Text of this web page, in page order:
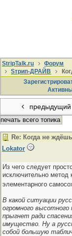
StripTalk.ru
Форум
Sтрип-ДРАЙВ
предыдущий
печать всего топика
Re: Когда не
Lokator
Из чего следует
исключительно метод
элементарного
В какой ситуации
огромного
прыгнет ради
имущество. Ну а
собой большую